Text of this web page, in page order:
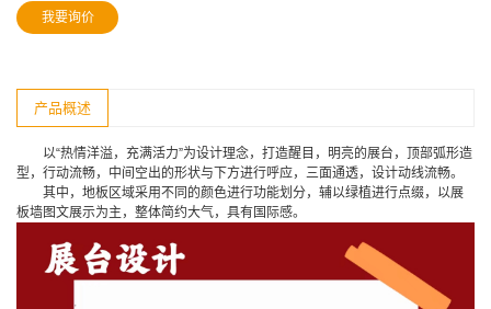
我要询价
产品概述
以“热情洋溢，充满活力”为设计理念，打造醒目，明亮的展台，顶部弧形造
型，行动流畅，中间空出的形状与下方进行呼应，三面通透，设计动线流畅。
其中，地板区域采用不同的颜色进行功能划分，辅以绿植进行点缀，以展
板墙图文展示为主，整体简约大气，具有国际感。